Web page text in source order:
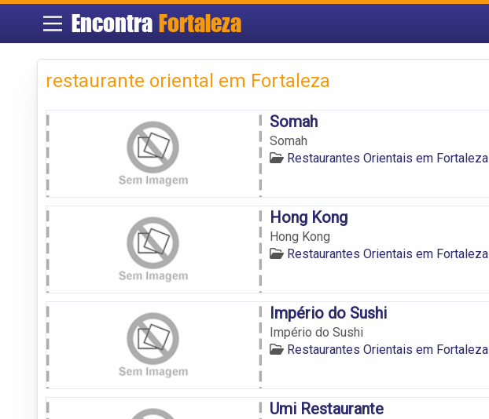
Encontra Fortaleza
restaurante oriental em Fortaleza
Somah
Somah
Restaurantes Orientais em Fortaleza
Hong Kong
Hong Kong
Restaurantes Orientais em Fortaleza
Império do Sushi
Império do Sushi
Restaurantes Orientais em Fortaleza
Umi Restaurante